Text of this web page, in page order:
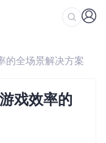
的全场景解决方案
戏效率的